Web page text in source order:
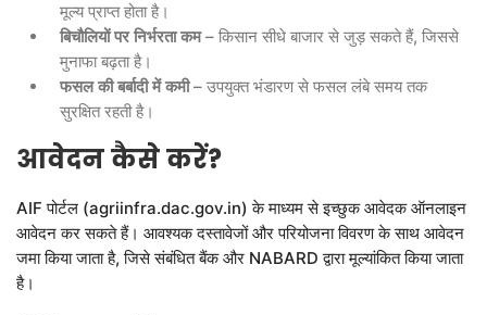
मूल्य प्राप्त होता है।
बिचौलियों पर निर्भरता कम– किसान सीधे बाजार से जुड़ सकते हैं, जिससे
मुनाफा बढ़ता है।
फसल की बर्बादी में कमी– उपयुक्त भंडारण से फसल लंबे समय तक
सुरक्षित रहती है।
आवेदनकैसेकरें?
AIF पोर्टल (agriinfra.dac.gov.in) के माध्यम से इच्छुक आवेदक ऑनलाइन
आवेदन कर सकते हैं। आवश्यक दस्तावेजों और परियोजना विवरण के साथ आवेदन
जमा किया जाता है, जिसे संबंधित बैंक और NABARD द्वारा मूल्यांकित किया जाता
है।